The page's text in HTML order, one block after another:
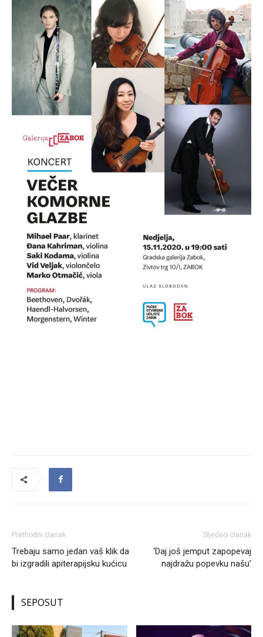
Prethodni članak
Trebaju samo jedan vaš klik da
bi izgradili apiterapijsku kućicu
Sljedeći članak
‘Daj još jemput zapopevaj
najdražu popevku našu’
SEPOSUT